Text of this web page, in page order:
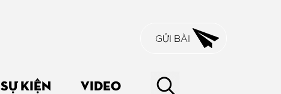
GỬI BÀI
SỰ KIỆN VIDEO